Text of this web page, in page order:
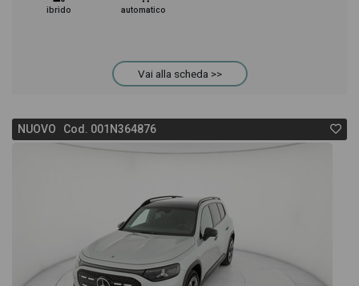
ibrido automatico
Vai alla scheda >>
NUOVO Cod. 001N364876